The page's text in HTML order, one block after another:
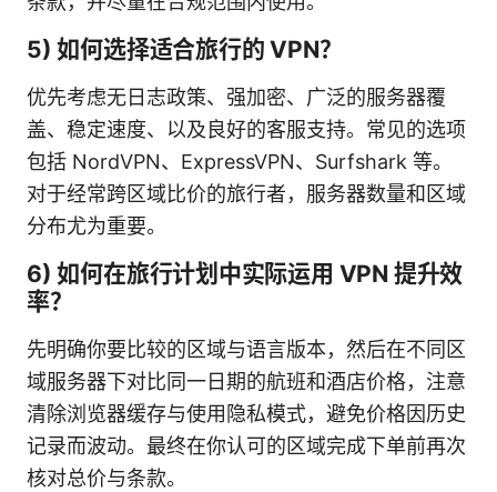
5) 如何选择适合旅行的 VPN？
优先考虑无日志政策、强加密、广泛的服务器覆
盖、稳定速度、以及良好的客服支持。常见的选项
包括 NordVPN、ExpressVPN、Surfshark 等。
对于经常跨区域比价的旅行者，服务器数量和区域
分布尤为重要。
6) 如何在旅行计划中实际运用 VPN 提升效
率？
先明确你要比较的区域与语言版本，然后在不同区
域服务器下对比同一日期的航班和酒店价格，注意
清除浏览器缓存与使用隐私模式，避免价格因历史
记录而波动。最终在你认可的区域完成下单前再次
核对总价与条款。